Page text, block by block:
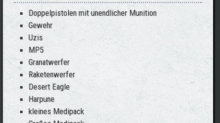
Doppelpistolen mit unendlicher Munition
Gewehr
Uzis
MP5
Granatwerfer
Raketenwerfer
Desert Eagle
Harpune
kleines Medipack